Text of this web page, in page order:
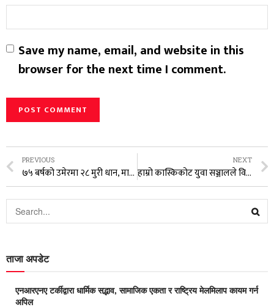
Save my name, email, and website in this
browser for the next time I comment.
PREVIOUS
७५ बर्षको उमेरमा २८ मुरी धान, माईला बा !
NEXT
हाम्रो कास्किकोट युवा सञ्जालले विविध कार्यक्रम गरी मनायो सातौँ बार्षिकोत्सव
ताजा अपडेट
एनआरएनए टर्कीद्वारा धार्मिक सद्भाव, सामाजिक एकता र राष्ट्रिय मेलमिलाप कायम गर्न
अपिल